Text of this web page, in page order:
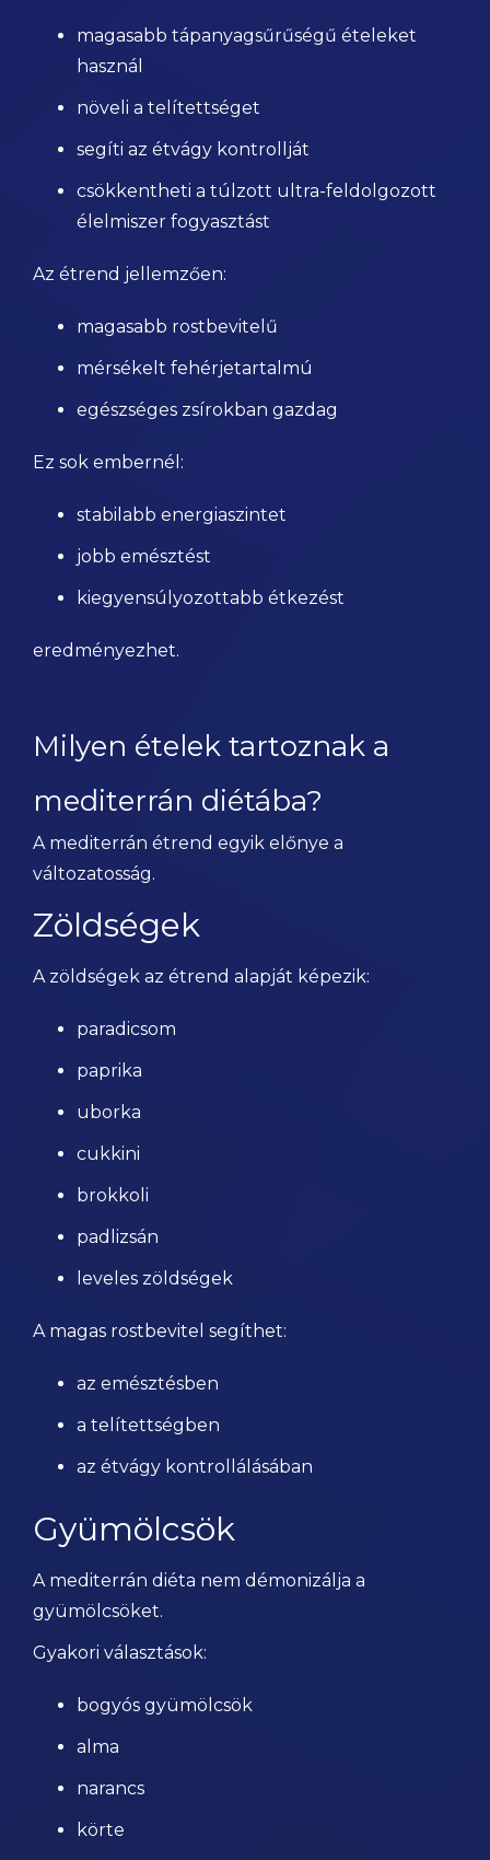
magasabb tápanyagsűrűségű ételeket
használ
növeli a telítettséget
segíti az étvágy kontrollját
csökkentheti a túlzott ultra-feldolgozott
élelmiszer fogyasztást
Az étrend jellemzően:
magasabb rostbevitelű
mérsékelt fehérjetartalmú
egészséges zsírokban gazdag
Ez sok embernél:
stabilabb energiaszintet
jobb emésztést
kiegyensúlyozottabb étkezést
eredményezhet.
Milyen ételek tartoznak a
mediterrán diétába?
A mediterrán étrend egyik előnye a
változatosság.
Zöldségek
A zöldségek az étrend alapját képezik:
paradicsom
paprika
uborka
cukkini
brokkoli
padlizsán
leveles zöldségek
A magas rostbevitel segíthet:
az emésztésben
a telítettségben
az étvágy kontrollálásában
Gyümölcsök
A mediterrán diéta nem démonizálja a
gyümölcsöket.
Gyakori választások:
bogyós gyümölcsök
alma
narancs
körte